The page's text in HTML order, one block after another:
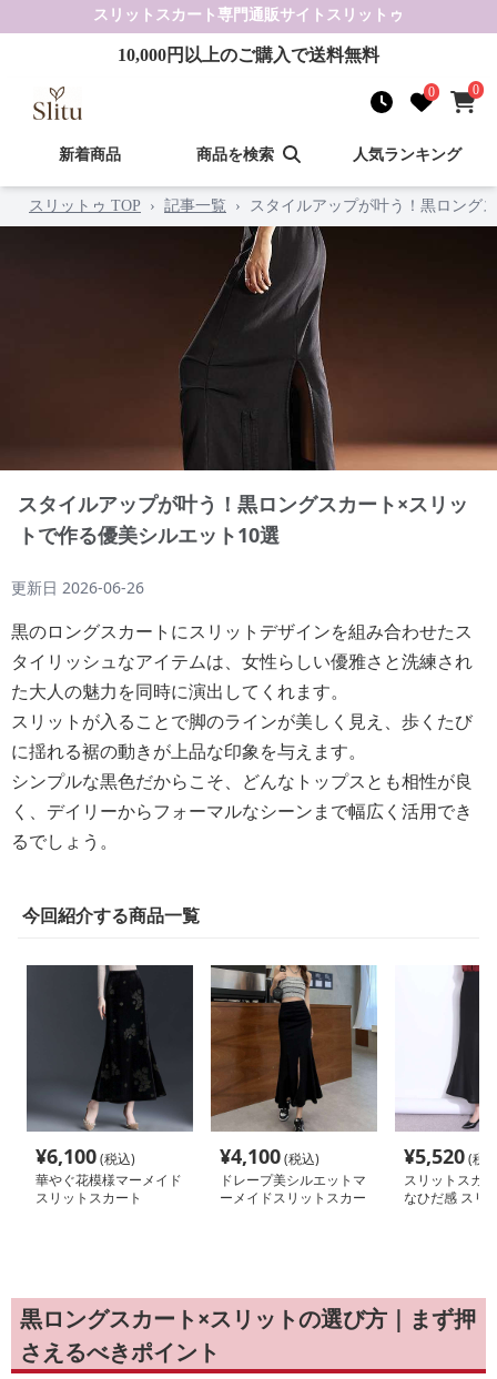
スリットスカート 専門通販サイト スリットゥ
10,000円以上のご購入で送料無料
0 0
新着商品 商品を検索 人気ランキング
スリットゥ TOP › 記事一覧 › スタイルアップが叶う！黒ロング
スタイルアップが叶う！黒ロングスカート×スリッ
トで作る優美シルエット10選
更新日 2026-06-26
黒のロングスカートにスリットデザインを組み合わせたス
タイリッシュなアイテムは、女性らしい優雅さと洗練され
た大人の魅力を同時に演出してくれます。
スリットが入ることで脚のラインが美しく見え、歩くたび
に揺れる裾の動きが上品な印象を与えます。
シンプルな黒色だからこそ、どんなトップスとも相性が良
く、デイリーからフォーマルなシーンまで幅広く活用でき
るでしょう。
今回紹介する商品一覧
¥6,100(税込)
華やぐ花模様マーメイド
スリットスカート
¥4,100(税込)
ドレープ美シルエットマ
ーメイドスリットスカー
¥5,520(税
スリットスカ
なひだ感 スリ
黒ロングスカート×スリットの選び方｜まず押
さえるべきポイント